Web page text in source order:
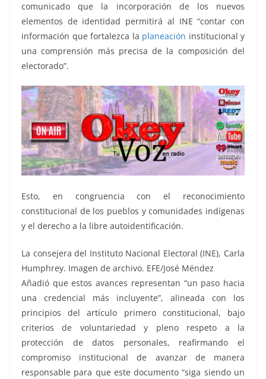
comunicado que la incorporación de los nuevos
elementos de identidad permitirá al INE “contar con
información que fortalezca la planeación institucional y
una comprensión más precisa de la composición del
electorado”.
Esto, en congruencia con el reconocimiento
constitucional de los pueblos y comunidades indígenas
y el derecho a la libre autoidentificación.
La consejera del Instituto Nacional Electoral (INE), Carla
Humphrey. Imagen de archivo. EFE/José Méndez
Añadió que estos avances representan “un paso hacia
una credencial más incluyente”, alineada con los
principios del artículo primero constitucional, bajo
criterios de voluntariedad y pleno respeto a la
protección de datos personales, reafirmando el
compromiso institucional de avanzar de manera
responsable para que este documento “siga siendo un